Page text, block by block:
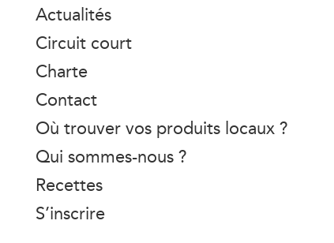
Actualités
Circuit court
Charte
Contact
Où trouver vos produits locaux ?
Qui sommes-nous ?
Recettes
S’inscrire